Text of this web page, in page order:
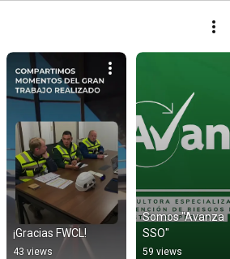
¡Gracias FWCL!
43 views
Somos "Avanza
SSO"
59 views